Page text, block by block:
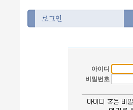
아이디
비밀번호